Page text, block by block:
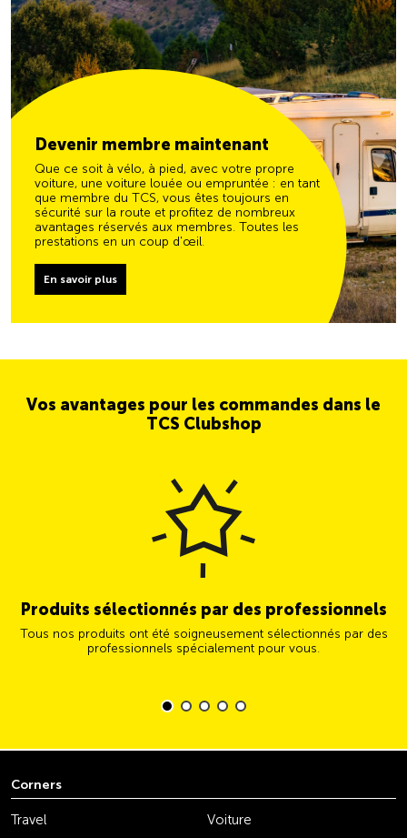
Devenir membre maintenant
Que ce soit à vélo, à pied, avec votre propre
voiture, une voiture louée ou empruntée : en tant
que membre du TCS, vous êtes toujours en
sécurité sur la route et profitez de nombreux
avantages réservés aux membres. Toutes les
prestations en un coup d'œil.
En savoir plus
Vos avantages pour les commandes dans le
TCS Clubshop
Produits sélectionnés par des professionnels
Tous nos produits ont été soigneusement sélectionnés par des
professionnels spécialement pour vous.
Corners
Travel
Voiture